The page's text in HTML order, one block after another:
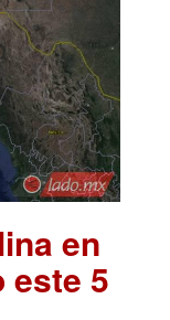
en
este 5